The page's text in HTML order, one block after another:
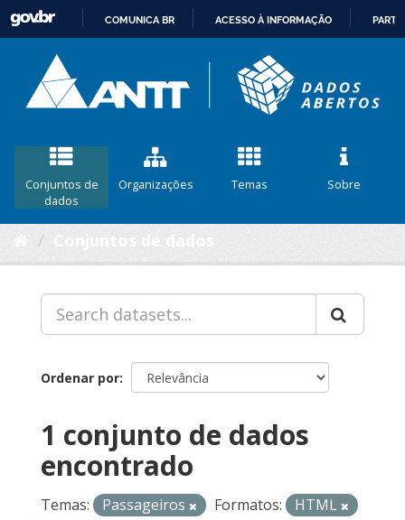
CONTEÚDO
COMUNICA BR ACESSO À INFORMAÇÃO
Conjuntos de
dados
Organizações Temas Sobre
Ordenar por
1 conjunto de dados
encontrado
Temas: Passageiros Formatos:
HTML